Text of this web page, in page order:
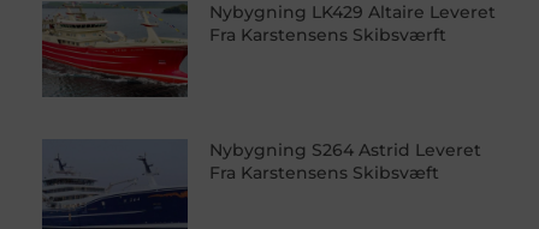
Nybygning LK429 Altaire Leveret
Fra Karstensens Skibsværft
Nybygning S264 Astrid Leveret
Fra Karstensens Skibsvæft